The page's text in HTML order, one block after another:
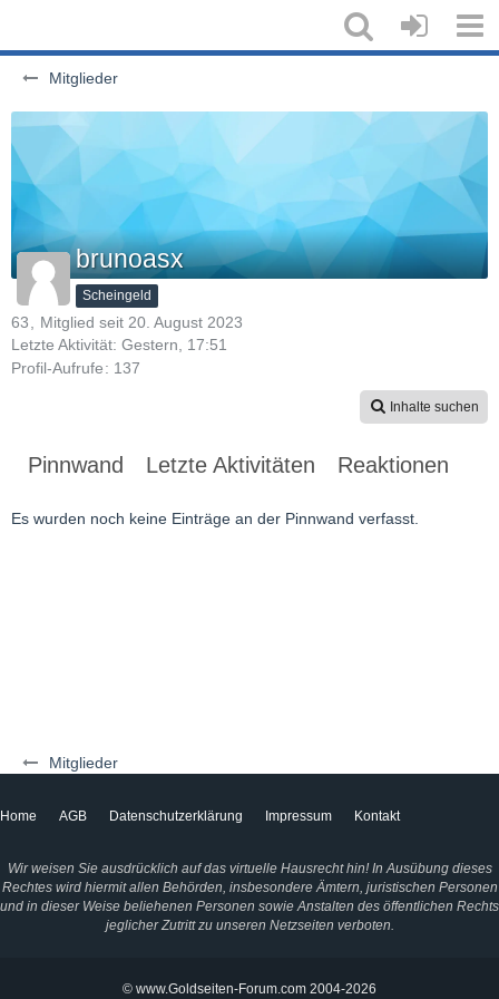
Mitglieder
Mitglieder
brunoasx
Scheingeld
63
Mitglied seit 20. August 2023
Letzte Aktivität: Gestern, 17:51
Profil-Aufrufe
137
Inhalte suchen
Pinnwand Letzte Aktivitäten Reaktionen
Es wurden noch keine Einträge an der Pinnwand verfasst.
Home AGB Datenschutzerklärung Impressum Kontakt
Wir weisen Sie ausdrücklich auf das virtuelle Hausrecht hin! In Ausübung dieses
Rechtes wird hiermit allen Behörden, insbesondere Ämtern, juristischen Personen
und in dieser Weise beliehenen Personen sowie Anstalten des öffentlichen Rechts
jeglicher Zutritt zu unseren Netzseiten verboten.
© www.Goldseiten-Forum.com 2004-2026